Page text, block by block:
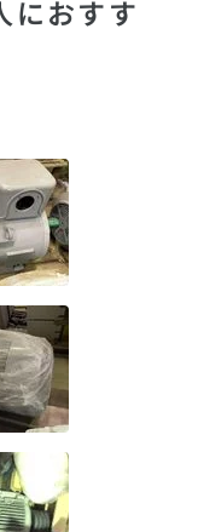
におすす